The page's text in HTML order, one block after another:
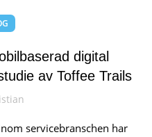
digital
av Toffee Trails
servicebranschen har